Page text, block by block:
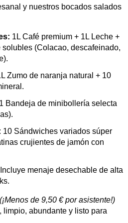
y nuestros bocados salados
1L Café premium + 1L Leche +
solubles (Colacao, descafeinado,
Zumo de naranja natural + 10
1 Bandeja de minibollería selecta
10 Sándwiches variados súper
crujientes de jamón con
Incluye menaje desechable de alta
(¡Menos de 9,50 € por asistente!)
limpio, abundante y listo para